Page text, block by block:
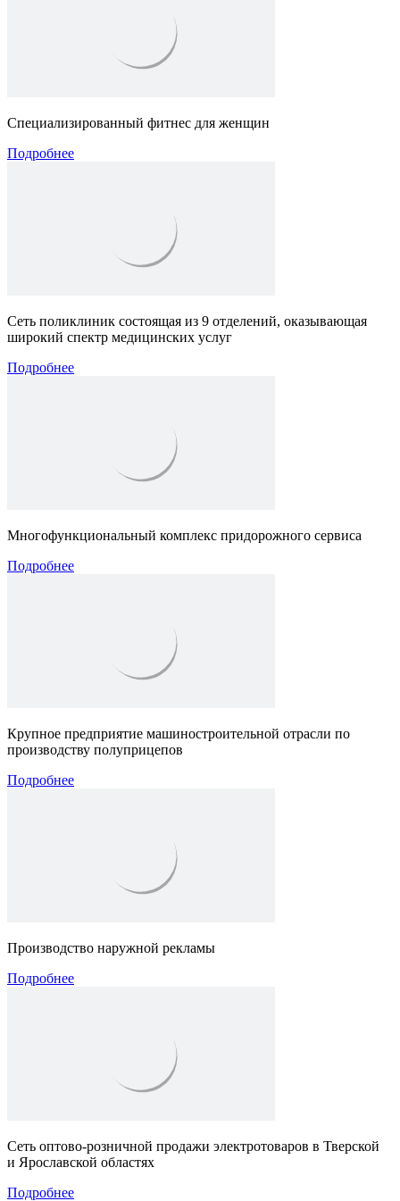
Специализированный фитнес для женщин
Подробнее
Сеть поликлиник состоящая из 9 отделений, оказывающая
широкий спектр медицинских услуг
Подробнее
Многофункциональный комплекс придорожного сервиса
Подробнее
Крупное предприятие машиностроительной отрасли по
производству полуприцепов
Подробнее
Производство наружной рекламы
Подробнее
Сеть оптово-розничной продажи электротоваров в Тверской
и Ярославской областях
Подробнее